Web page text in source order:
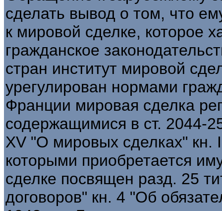
сделать вывод о том, что
к мировой сделке, которое
гражданское
стран институт мировой
урегулирован нормами
Франции мировая сделка
содержащимися в ст. 2044-
XV "О мировых сделках" кн.
которыми приобретается
сделке посвящен разд. 25
договоров" кн. 4 "Об